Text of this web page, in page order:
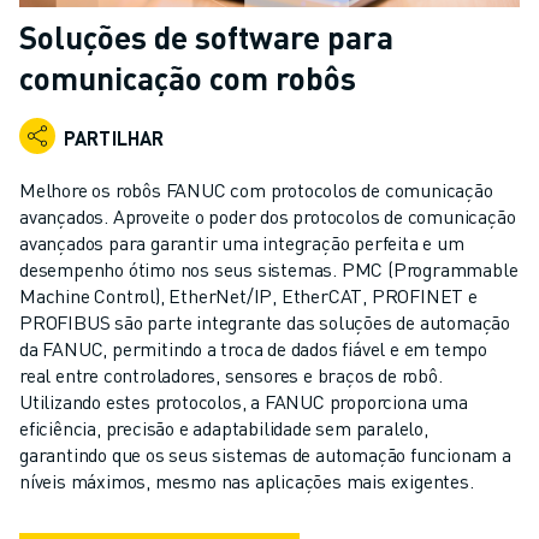
ROBÔS INDUSTRIAIS
ROBÔS COLABORATIVOS
GAMA DE ROBÔS
ACESSÓRIOS PARA ROBÔS
SOFTWARE DE SIMULAÇÃO
PRODUTOS DE ROBÓTICA EDUCACIONAL
AUTOMAÇÃO DE ROBÔS
ROBÔS DE SOLDADURA POR ARCO
ROBÔS ARTICULADOS
SÉRIE ARC MATE
SÉRIE M-710
SÉRIE M-900
ROBÔS DELTA
ROBÔS PARA SECTOR ALIMENTAR E SALAS LIMPAS
Soluções de software para
comunicação com robôs
PARTILHAR
Melhore os robôs FANUC com protocolos de comunicação
avançados. Aproveite o poder dos protocolos de comunicação
avançados para garantir uma integração perfeita e um
desempenho ótimo nos seus sistemas. PMC (Programmable
Machine Control), EtherNet/IP, EtherCAT, PROFINET e
PROFIBUS são parte integrante das soluções de automação
da FANUC, permitindo a troca de dados fiável e em tempo
real entre controladores, sensores e braços de robô.
Utilizando estes protocolos, a FANUC proporciona uma
eficiência, precisão e adaptabilidade sem paralelo,
garantindo que os seus sistemas de automação funcionam a
níveis máximos, mesmo nas aplicações mais exigentes.